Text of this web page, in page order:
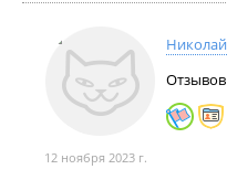
Николай
Отзывов
12 ноября 2023 г.